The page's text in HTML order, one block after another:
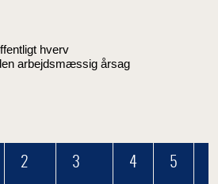
hverv
arbejdsmæssig årsag
2 3 4 5